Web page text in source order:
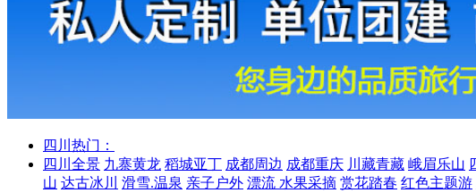
四川热门：
四川全景 九寨黄龙 稻城亚丁 成都周边 成都重庆 川藏青藏 峨眉乐山
山 达古冰川 滑雪.温泉 亲子户外 漂流 水果采摘 赏花踏春 红色主题游